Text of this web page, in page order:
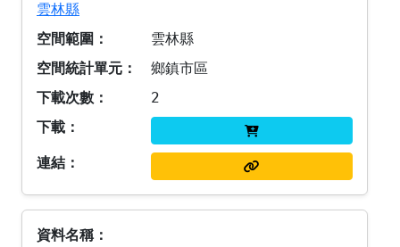
雲林縣
雲林縣
鄉鎮市區
2